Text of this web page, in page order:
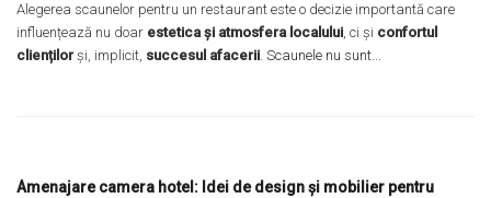
Alegerea scaunelor pentru un restaurant este o decizie importantă care
influențează nu doar estetica și atmosfera localului, ci și confortul
cliențilorși, implicit, succesul afacerii. Scaunele nu sunt...
Amenajare camera hotel: Idei de design și mobilier pentru